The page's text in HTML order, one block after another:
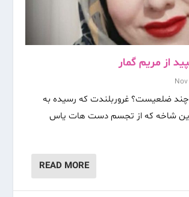
از مریم گمار
ضلعیست؟ غروربلندت که رسیده به
شاخه که از تجسم دست هات یاس
READ MORE